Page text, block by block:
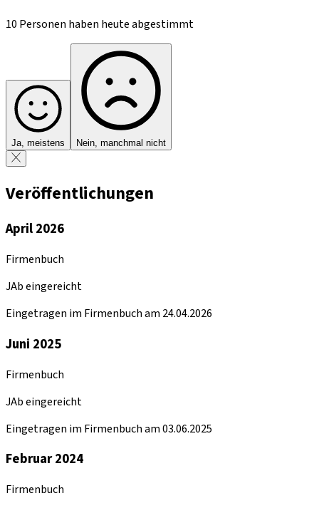
10 Personen haben heute abgestimmt
Ja, meistens Nein, manchmal nicht
Veröffentlichungen
April 2026
Firmenbuch
JAb eingereicht
Eingetragen im Firmenbuch am 24.04.2026
Juni 2025
Firmenbuch
JAb eingereicht
Eingetragen im Firmenbuch am 03.06.2025
Februar 2024
Firmenbuch